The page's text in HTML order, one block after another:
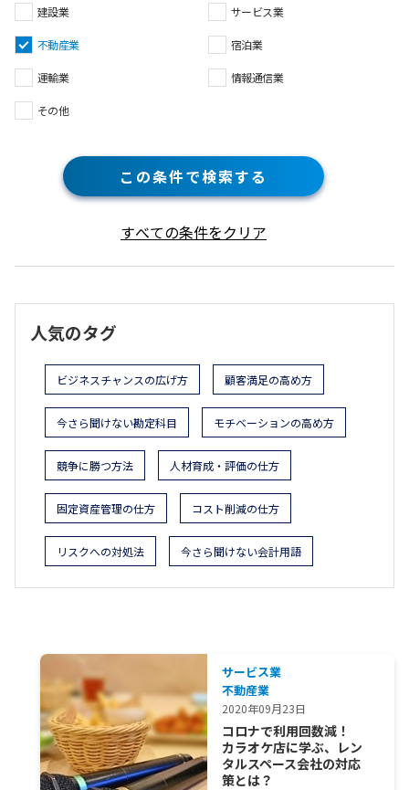
建設業 サービス業
不動産業 宿泊業
運輸業 情報通信業
その他
この条件で検索する
すべての条件をクリア
人気のタグ
ビジネスチャンスの広げ方 顧客満足の高め方
今さら聞けない勘定科目 モチベーションの高め方
競争に勝つ方法 人材育成・評価の仕方
固定資産管理の仕方 コスト削減の仕方
リスクへの対処法 今さら聞けない会計用語
サービス業
不動産業
2020年09月23日
コロナで利用回数減！
カラオケ店に学ぶ、レン
タルスペース会社の対応
策とは？